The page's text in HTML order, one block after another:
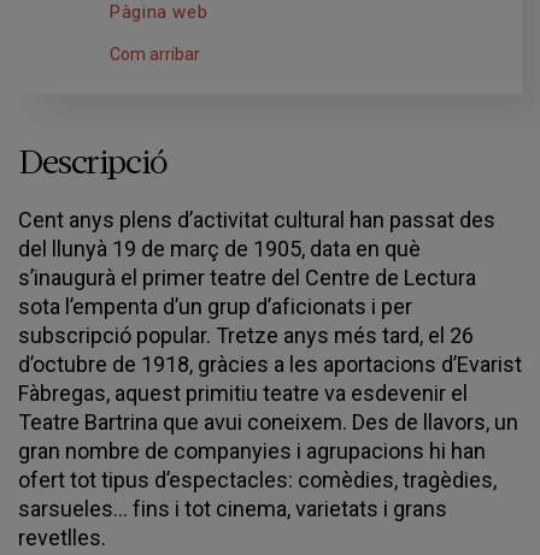
Pàgina web
Com arribar
Descripció
Cent anys plens d’activitat cultural han passat des
del llunyà 19 de març de 1905, data en què
s’inaugurà el primer teatre del Centre de Lectura
sota l’empenta d’un grup d’aficionats i per
subscripció popular. Tretze anys més tard, el 26
d’octubre de 1918, gràcies a les aportacions d’Evarist
Fàbregas, aquest primitiu teatre va esdevenir el
Teatre Bartrina que avui coneixem. Des de llavors, un
gran nombre de companyies i agrupacions hi han
ofert tot tipus d’espectacles: comèdies, tragèdies,
sarsueles... fins i tot cinema, varietats i grans
revetlles.